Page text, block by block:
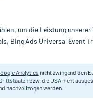
19€ Mindestbestellwert!
der Haut durch
furfur.
um die Leistung unserer
Bing Ads Universal Event
Analytics nicht zwingend den
bzw. die USA nicht
nachvollzogen werden.